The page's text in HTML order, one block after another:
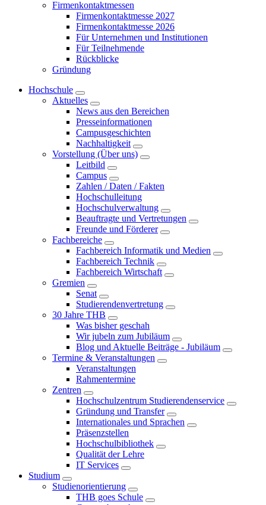
Firmenkontaktmessen
Firmenkontaktmesse 2027
Firmenkontaktmesse 2026
Für Unternehmen und Institutionen
Für Teilnehmende
Rückblicke
Gründung
Hochschule
Aktuelles
News aus den Bereichen
Presseinformationen
Campusgeschichten
Nachhaltigkeit
Vorstellung (Über uns)
Leitbild
Campus
Zahlen / Daten / Fakten
Hochschulleitung
Hochschulverwaltung
Beauftragte und Vertretungen
Freunde und Förderer
Fachbereiche
Fachbereich Informatik und Medien
Fachbereich Technik
Fachbereich Wirtschaft
Gremien
Senat
Studierendenvertretung
30 Jahre THB
Was bisher geschah
Wir jubeln zum Jubiläum
Blog und Aktuelle Beiträge - Jubiläum
Termine & Veranstaltungen
Veranstaltungen
Rahmentermine
Zentren
Hochschulzentrum Studierendenservice
Gründung und Transfer
Internationales und Sprachen
Präsenzstellen
Hochschulbibliothek
Qualität der Lehre
IT Services
Studium
Studienorientierung
THB goes Schule